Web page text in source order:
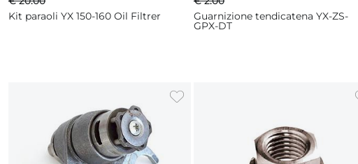
Kit paraoli YX 150-160 Oil Filtrer
Guarnizione tendicatena YX-ZS-
GPX-DT